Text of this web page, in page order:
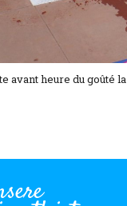
avant heure du goûté